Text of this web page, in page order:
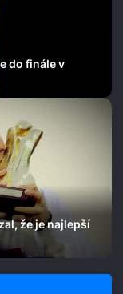
do finále v
že je najlepší